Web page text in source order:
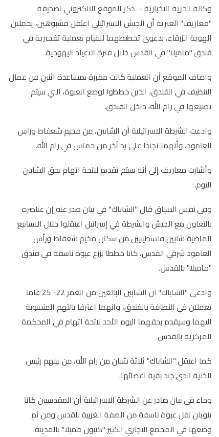
وكالة الحرية الاخبارية - ذكر الموقع الالكتروني لصحيفة
"معاريف" العبرية أن الجيش الاسرائيلي اعتقل مشبوهين، يحملان
الهوية الزرقاء، بدعوى تخطيطهما للقيام بعملية تفجيرية في
فندق "ماميلا" في القدس خلال فترة الاعياد اليهودية.
واضاف الموقع أن العملية كانت مقررة بمساعدة اثنين من عمال
التنظيف في الفندق، الذين خططوا لوضع العبوة، التي سيتم
تصنيعها في رام الله، داخل الفندق.
وادعت الشرطة الاسرائيلية أن الشابين، من مخيم شعفاط وراس
العامود، وأنهما تجندا على يد آخر من حماس في رام الله.
وأشارت معاريف إلى أنه سيتم تقديم لائحة اتهام بحق الشابين
اليوم.
وفي نفس السياق قال "الشاباك" في بيان صدر عنه إن عناصره
بالتعاون مع الجيش والشرطة في إسرائيل اعتقلوا خلال الاسابيع
الماضية شابين فلسطينيين من سكان مخيم شعفاط ورأس
العامود شرقي القدس، كانا خططا لزرع عبوة ناسفة في فندق
"ماميلا" بالقدس.
وادعى "الشاباك" ان الشابين البالغين من العمر 22- 25 عاما
يعملان في النظافة بالفندق، وانهما اعترفا بالتهم المنسوبة
اليهما وسيقدم بحقهما اليوم الأحد لائحة اتهام في المحكمة
المركزية بالقدس.
كما اعتقل "الشاباك" ثلاثة شبان من رام الله، من بينهم رئيس
الخلية الذي جند بقية اعضائها.
وجاء في بيان صادر عن الشرطة الاسرائيلية أن المقدسيين كانا
ينويان نقل عبوة ناسفة من الضفة الغربية للقدس ومن ثم
وضعها في المجمع التجاري الكبير "كنيون مميلا" بالمدينة.